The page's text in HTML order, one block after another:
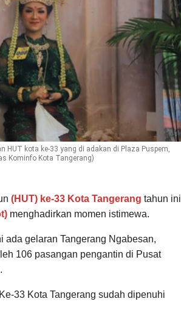
kota ke-33 yang di adakan di Plaza Puspem,
Kominfo Kota Tangerang)
(HUT) ke-33 Kota Tangerang tahun ini
menghadirkan momen istimewa.
ada gelaran Tangerang Ngabesan,
106 pasangan pengantin di Pusat
33 Kota Tangerang sudah dipenuhi